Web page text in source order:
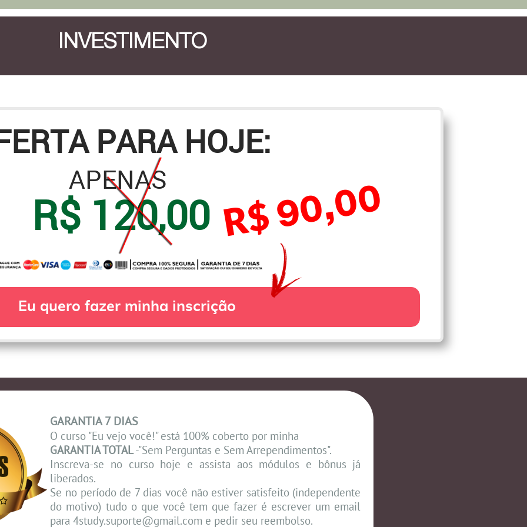
GARANTIA 7 DIAS
O curso "Eu vejo você!" está 100% coberto por minha
GARANTIA TOTAL-"Sem Perguntas e Sem Arrependimentos".
Inscreva-se no curso hoje e assista aos módulos e bônus já
liberados.
Se no período de 7 dias você não estiver satisfeito (independente
do motivo) tudo o que você tem que fazer é escrever um email
para 4study.suporte@gmail.com e pedir seu reembolso.
INVESTIMENTO
Eu quero fazer minha inscrição
PARA HOJE:
APENAS
R$ 120,00 R$90,00